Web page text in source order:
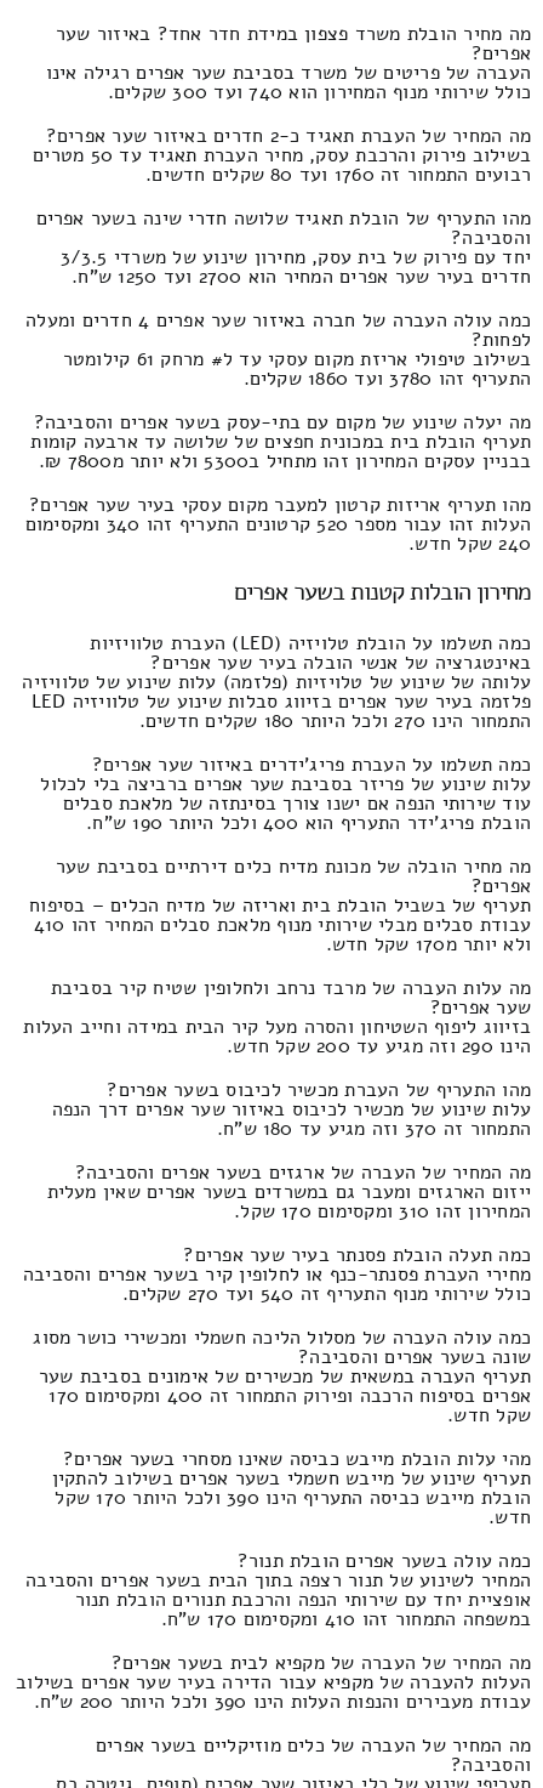
מה מחיר הובלת משרד פצפון במידת חדר אחד? באיזור שער
אפרים?
העברה של פריטים של משרד בסביבת שער אפרים רגילה אינו
כולל שירותי מנוף המחירון הוא 740 ועד 300 שקלים.
מה המחיר של העברת תאגיד כ-2 חדרים באיזור שער אפרים?
בשילוב פירוק והרכבת עסק, מחיר העברת תאגיד עד 50 מטרים
רבועים התמחור זה 1760 ועד 80 שקלים חדשים.
מהו התעריף של הובלת תאגיד שלושה חדרי שינה בשער אפרים
והסביבה?
יחד עם פירוק של בית עסק, מחירון שינוע של משרדי 3/3.5
חדרים בעיר שער אפרים המחיר הוא 2700 ועד 1250 ש"ח.
כמה עולה העברה של חברה באיזור שער אפרים 4 חדרים ומעלה
לפחות?
בשילוב טיפולי אריזת מקום עסקי עד ל# מרחק 61 קילומטר
התעריף זהו 3780 ועד 1860 שקלים.
מה יעלה שינוע של מקום עם בתי-עסק בשער אפרים והסביבה?
תעריף הובלת בית במכונית חפצים של שלושה עד ארבעה קומות
בבניין עסקים המחירון זהו מתחיל ב5300 ולא יותר מ7800 ₪.
מהו תעריף אריזות קרטון למעבר מקום עסקי בעיר שער אפרים?
העלות זהו עבור מספר 520 קרטונים התעריף זהו 340 ומקסימום
240 שקל חדש.
מחירון הובלות קטנות בשער אפרים
כמה תשלמו על הובלת טלויזיה (LED) העברת טלוויזיות
באינטגרציה של אנשי הובלה בעיר שער אפרים?
עלותה של שינוע של טלויזיות (פלזמה) עלות שינוע של טלוויזיה
פלזמה בעיר שער אפרים בזיווג סבלות שינוע של טלוויזיה LED
התמחור הינו 270 ולכל היותר 180 שקלים חדשים.
כמה תשלמו על העברת פריג'ידרים באיזור שער אפרים?
עלות שינוע של פריזר בסביבת שער אפרים ברביצה בלי לכלול
עוד שירותי הנפה אם ישנו צורך בסינתזה של מלאכת סבלים
הובלת פריג'ידר התעריף הוא 400 ולכל היותר 190 ש"ח.
מה מחיר הובלה של מכונת מדיח כלים דירתיים בסביבת שער
אפרים?
תעריף של בשביל הובלת בית ואריזה של מדיח הכלים – בסיפוח
עבודת סבלים מבלי שירותי מנוף מלאכת סבלים המחיר זהו 410
ולא יותר מ170 שקל חדש.
מה עלות העברה של מרבד נרחב ולחלופין שטיח קיר בסביבת
שער אפרים?
בזיווג ליפוף השטיחון והסרה מעל קיר הבית במידה וחייב העלות
הינו 290 וזה מגיע עד 200 שקל חדש.
מהו התעריף של העברת מכשיר לכיבוס בשער אפרים?
עלות שינוע של מכשיר לכיבוס באיזור שער אפרים דרך הנפה
התמחור זה 370 וזה מגיע עד 180 ש"ח.
מה המחיר של העברה של ארגזים בשער אפרים והסביבה?
ייזום הארגזים ומעבר גם במשרדים בשער אפרים שאין מעלית
המחירון זהו 310 ומקסימום 170 שקל.
כמה תעלה הובלת פסנתר בעיר שער אפרים?
מחירי העברת פסנתר-כנף או לחלופין קיר בשער אפרים והסביבה
כולל שירותי מנוף התעריף זה 540 ועד 270 שקלים.
כמה עולה העברה של מסלול הליכה חשמלי ומכשירי כושר מסוג
שונה בשער אפרים והסביבה?
תעריף העברה במשאית של מכשירים של אימונים בסביבת שער
אפרים בסיפוח הרכבה ופירוק התמחור זה 400 ומקסימום 170
שקל חדש.
מהי עלות הובלת מייבש כביסה שאינו מסחרי בשער אפרים?
תעריף שינוע של מייבש חשמלי בשער אפרים בשילוב להתקין
הובלת מייבש כביסה התעריף הינו 390 ולכל היותר 170 שקל
חדש.
כמה עולה בשער אפרים הובלת תנור?
המחיר לשינוע של תנור רצפה בתוך הבית בשער אפרים והסביבה
אופציית יחד עם שירותי הנפה והרכבת תנורים הובלת תנור
במשפחה התמחור זהו 410 ומקסימום 170 ש"ח.
מה המחיר של העברה של מקפיא לבית בשער אפרים?
העלות להעברה של מקפיא עבור הדירה בעיר שער אפרים בשילוב
עבודת מעבירים והנפות העלות הינו 390 ולכל היותר 200 ש"ח.
מה המחיר של העברה של כלים מוזיקליים בשער אפרים
והסביבה?